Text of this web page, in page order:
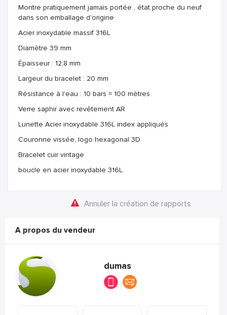
Montre pratiquement jamais portée , état proche du neuf
dans son emballage d'origine
Acier inoxydable massif 316L
Diamètre 39 mm
Épaisseur : 12,8 mm
Largeur du bracelet : 20 mm
Résistance à l'eau : 10 bars = 100 mètres
Verre saphir avec revêtement AR
Lunette Acier inoxydable 316L index appliqués
Couronne vissée, logo hexagonal 3D
Bracelet cuir vintage
boucle en acier inoxydable 316L.
Annuler la création de rapports
A propos du vendeur
dumas